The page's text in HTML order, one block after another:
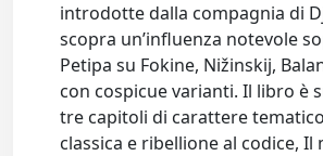
introdotte dalla compagnia di
scopra un’influenza notevole
Petipa su Fokine, Nižinskij,
con cospicue varianti. Il libro è
tre capitoli di carattere
classica e ribellione al codice, Il